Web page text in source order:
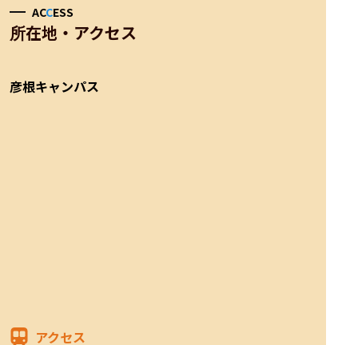
ACCESS
所在地・アクセス
彦根キャンパス
アクセス